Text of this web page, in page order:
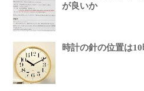
が良いか
時計の針の位置は10